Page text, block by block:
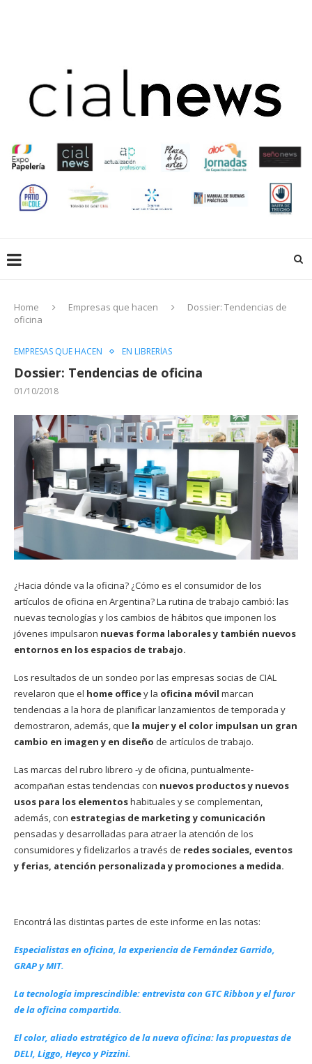
Home Empresas que hacen
Dossier: Tendencias de
oficina
EMPRESAS QUE HACEN EN LIBRERÍAS
Dossier: Tendencias de oficina
01/10/2018
¿Hacia dónde va la oficina? ¿Cómo es el consumidor de los
artículos de oficina en Argentina? La rutina de trabajo cambió: las
nuevas tecnologías y los cambios de hábitos que imponen los
jóvenes impulsaron nuevas forma laborales y también nuevos
entornos en los espacios de trabajo.
Los resultados de un sondeo por las empresas socias de CIAL
revelaron que el home officey la oficina móvil marcan
tendencias a la hora de planificar lanzamientos de temporada y
demostraron, además, que la mujer y el color impulsan un gran
cambio en imagen y en diseño de artículos de trabajo.
Las marcas del rubro librero -y de oficina, puntualmente-
acompañan estas tendencias con nuevos productosy nuevos
usos para los elementoshabituales y se complementan,
además, con estrategias de marketing y comunicación
pensadas y desarrolladas para atraer la atención de los
consumidores y fidelizarlos a través de redes sociales, eventos
y ferias, atención personalizada y promociones a medida.
Encontrá las distintas partes de este informe en las notas:
Especialistas en oficina, la experiencia de Fernández Garrido,
GRAP y MIT.
La tecnología imprescindible: entrevista con GTC Ribbon y el furor
de la oficina compartida.
El color, aliado estratégico de la nueva oficina: las propuestas de
DELI, Liggo, Heyco y Pizzini.